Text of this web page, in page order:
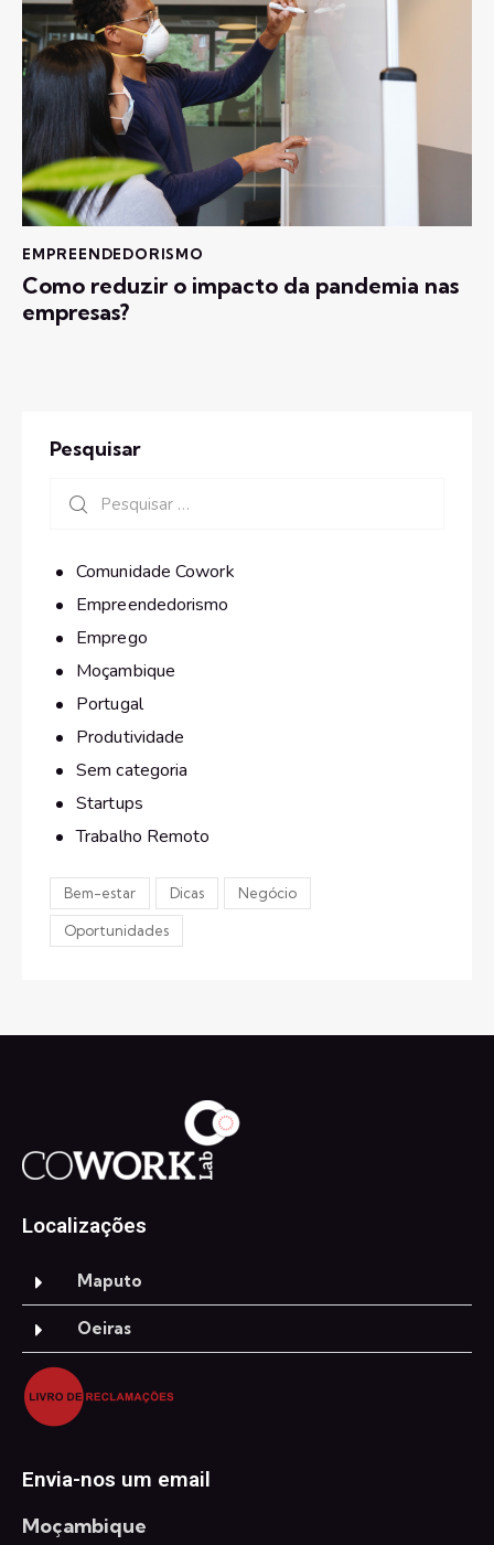
EMPREENDEDORISMO
Como reduzir o impacto da pandemia nas
empresas?
Pesquisar
Comunidade Cowork
Empreendedorismo
Emprego
Moçambique
Portugal
Produtividade
Sem categoria
Startups
Trabalho Remoto
Bem-estar Dicas Negócio
Oportunidades
Localizações
Maputo
Oeiras
Envia-nos um email
Moçambique